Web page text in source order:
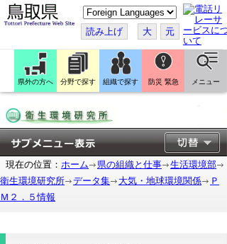
こ
の
ペ
ー
ジ
翻
訳
す
読み上げ 大 元
県外の方へ 分野で探す 組織で探す 防災 緊急 メニュー
現在の位置： ホーム 県の組織と仕事
生活環境部
衛生環境研究所
データ集 大気・地球環境関係
Ｐ
Ｍ２．５情報